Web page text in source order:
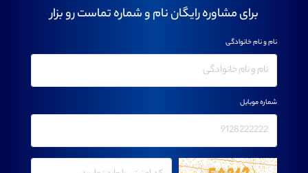
برای مشاوره رایگان نام و شماره تماست رو بزار
نام و نام خانوادگی
شماره موبایل